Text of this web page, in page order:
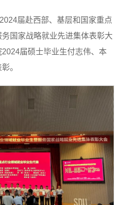
届赴西部、基层和国家重点
国家战略就业先进集体表彰大
届硕士毕业生付志伟、本
。